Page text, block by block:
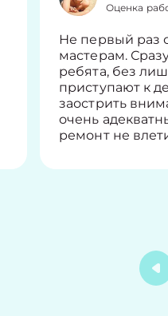
Оценка
Не первый раз
мастерам.
ребята, без
приступают к
заострить
очень
ремонт не